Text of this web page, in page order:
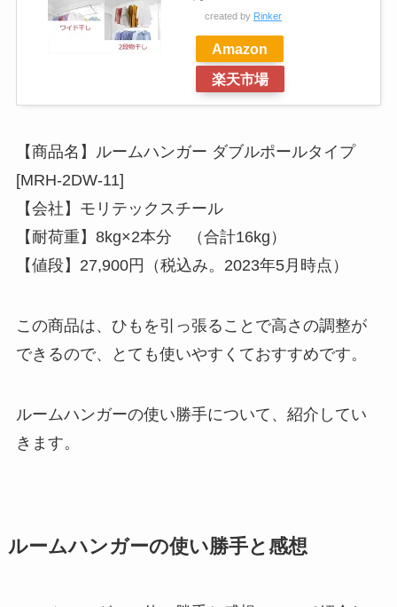
created by Rinker
Amazon
楽天市場
【商品名】ルームハンガー ダブルポールタイプ
[MRH-2DW-11]
【会社】モリテックスチール
【耐荷重】8kg×2本分 （合計16kg）
【値段】27,900円（税込み。2023年5月時点）
この商品は、ひもを引っ張ることで高さの調整が
できるので、とても使いやすくておすすめです。
ルームハンガーの使い勝手について、紹介してい
きます。
ルームハンガーの使い勝手と感想